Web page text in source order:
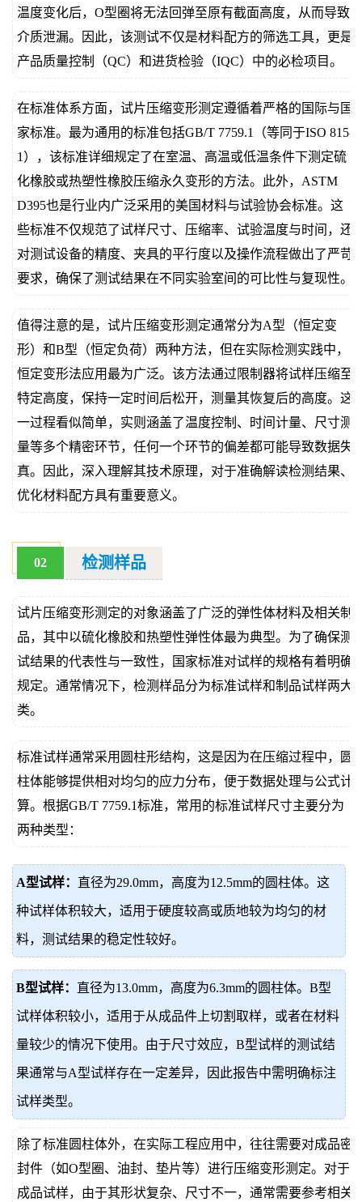
温度变化后，O型圈将无法回弹至原有截面高度，从而导致
介质泄漏。因此，该测试不仅是材料配方的筛选工具，更是
产品质量控制（QC）和进货检验（IQC）中的必检项目。
在标准体系方面，试片压缩变形测定遵循着严格的国际与国
家标准。最为通用的标准包括GB/T 7759.1（等同于ISO 815-
1），该标准详细规定了在室温、高温或低温条件下测定硫
化橡胶或热塑性橡胶压缩永久变形的方法。此外，ASTM
D395也是行业内广泛采用的美国材料与试验协会标准。这
些标准不仅规范了试样尺寸、压缩率、试验温度与时间，还
对测试设备的精度、夹具的平行度以及操作流程做出了严苛
要求，确保了测试结果在不同实验室间的可比性与复现性。
值得注意的是，试片压缩变形测定通常分为A型（恒定变
形）和B型（恒定负荷）两种方法，但在实际检测实践中，
恒定变形法应用最为广泛。该方法通过限制器将试样压缩至
特定高度，保持一定时间后松开，测量其恢复后的高度。这
一过程看似简单，实则涵盖了温度控制、时间计量、尺寸测
量等多个精密环节，任何一个环节的偏差都可能导致数据失
真。因此，深入理解其技术原理，对于准确解读检测结果、
优化材料配方具有重要意义。
02 检测样品
试片压缩变形测定的对象涵盖了广泛的弹性体材料及相关制
品，其中以硫化橡胶和热塑性弹性体最为典型。为了确保测
试结果的代表性与一致性，国家标准对试样的规格有着明确
规定。通常情况下，检测样品分为标准试样和制品试样两大
类。
标准试样通常采用圆柱形结构，这是因为在压缩过程中，圆
柱体能够提供相对均匀的应力分布，便于数据处理与公式计
算。根据GB/T 7759.1标准，常用的标准试样尺寸主要分为
两种类型：
A型试样： 直径为29.0mm，高度为12.5mm的圆柱体。这
种试样体积较大，适用于硬度较高或质地较为均匀的材
料，测试结果的稳定性较好。
B型试样： 直径为13.0mm，高度为6.3mm的圆柱体。B型
试样体积较小，适用于从成品件上切割取样，或者在材料
量较少的情况下使用。由于尺寸效应，B型试样的测试结
果通常与A型试样存在一定差异，因此报告中需明确标注
试样类型。
除了标准圆柱体外，在实际工程应用中，往往需要对成品密
封件（如O型圈、油封、垫片等）进行压缩变形测定。对于
成品试样，由于其形状复杂、尺寸不一，通常需要参考相关